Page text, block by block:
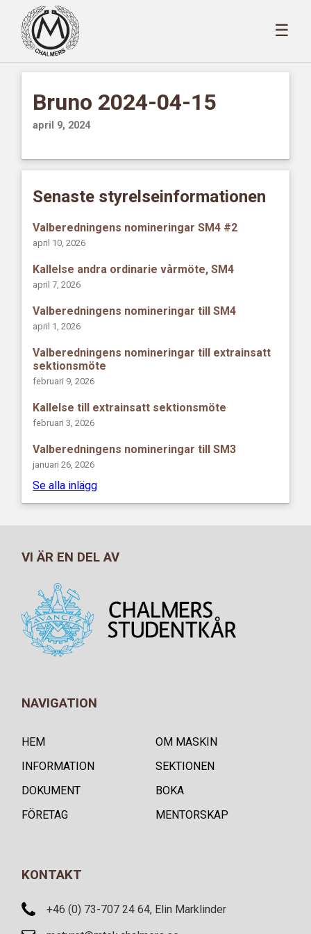
☰
Bruno 2024-04-15
april 9, 2024
Senaste styrelseinformationen
Valberedningens nomineringar SM4 #2
april 10, 2026
Kallelse andra ordinarie vårmöte, SM4
april 7, 2026
Valberedningens nomineringar till SM4
april 1, 2026
Valberedningens nomineringar till extrainsatt
sektionsmöte
februari 9, 2026
Kallelse till extrainsatt sektionsmöte
februari 3, 2026
Valberedningens nomineringar till SM3
januari 26, 2026
Se alla inlägg
VI ÄR EN DEL AV
NAVIGATION
HEM
OM MASKIN
INFORMATION
SEKTIONEN
DOKUMENT
BOKA
FÖRETAG
MENTORSKAP
KONTAKT
+46 (0) 73-707 24 64, Elin Marklinder